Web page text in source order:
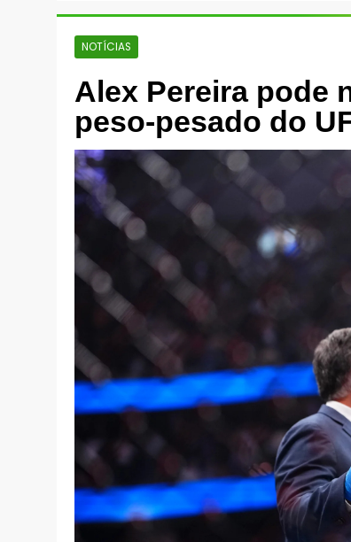
NOTÍCIAS
Alex Pereira pode
peso-pesado do